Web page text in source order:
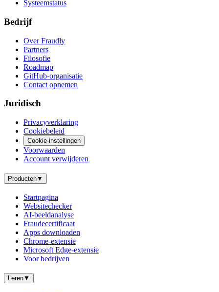
Systeemstatus
Bedrijf
Over Fraudly
Partners
Filosofie
Roadmap
GitHub-organisatie
Contact opnemen
Juridisch
Privacyverklaring
Cookiebeleid
Cookie-instellingen
Voorwaarden
Account verwijderen
Producten▼
Startpagina
Websitechecker
AI-beeldanalyse
Fraudecertificaat
Apps downloaden
Chrome-extensie
Microsoft Edge-extensie
Voor bedrijven
Leren▼